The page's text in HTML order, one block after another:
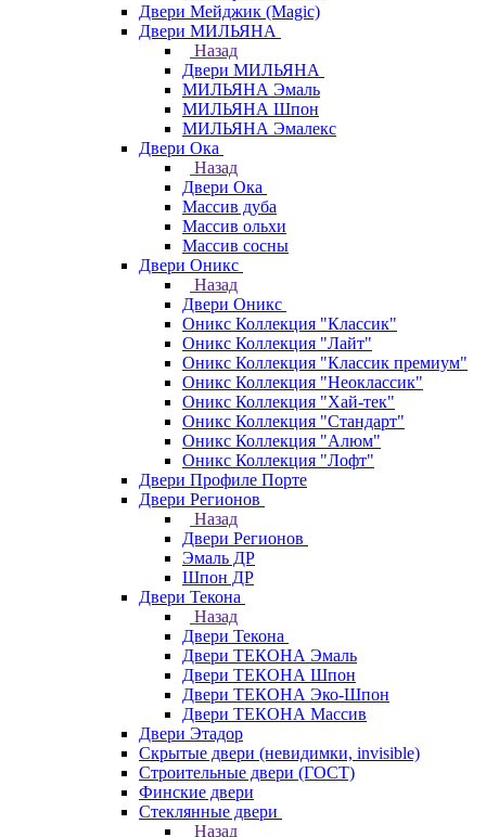
Двери Мейджик (Magic)
Двери МИЛЬЯНА
Назад
Двери МИЛЬЯНА
МИЛЬЯНА Эмаль
МИЛЬЯНА Шпон
МИЛЬЯНА Эмалекс
Двери Ока
Назад
Двери Ока
Массив дуба
Массив ольхи
Массив сосны
Двери Оникс
Назад
Двери Оникс
Оникс Коллекция "Классик"
Оникс Коллекция "Лайт"
Оникс Коллекция "Классик премиум"
Оникс Коллекция "Неоклассик"
Оникс Коллекция "Хай-тек"
Оникс Коллекция "Стандарт"
Оникс Коллекция "Алюм"
Оникс Коллекция "Лофт"
Двери Профиле Порте
Двери Регионов
Назад
Двери Регионов
Эмаль ДР
Шпон ДР
Двери Текона
Назад
Двери Текона
Двери ТЕКОНА Эмаль
Двери ТЕКОНА Шпон
Двери ТЕКОНА Эко-Шпон
Двери ТЕКОНА Массив
Двери Этадор
Скрытые двери (невидимки, invisible)
Строительные двери (ГОСТ)
Финские двери
Стеклянные двери
Назад